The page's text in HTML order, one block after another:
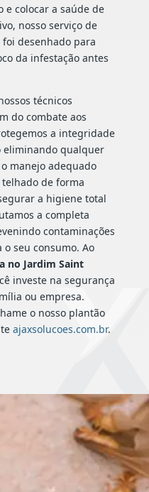
e colocar a saúde de
nosso serviço de
foi desenhado para
da infestação antes
técnicos
do combate aos
a integridade
qualquer
manejo adequado
de forma
a higiene total
a completa
contaminações
seu consumo. Ao
no Jardim Saint
investe na segurança
ou empresa.
o nosso plantão
ajaxsolucoes.com.br.